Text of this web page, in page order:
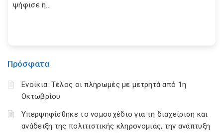
Πρόσφατα
Ενοίκια: Τέλος οι πληρωμές με μετρητά από 1η
Οκτωβρίου
Υπερψηφίσθηκε το νομοσχέδιο για τη διαχείριση και
ανάδειξη της πολιτιστικής κληρονομιάς, την ανάπτυξη
ψήφισε η...